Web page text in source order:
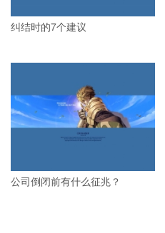
纠结时的7个建议
公司倒闭前有什么征兆？